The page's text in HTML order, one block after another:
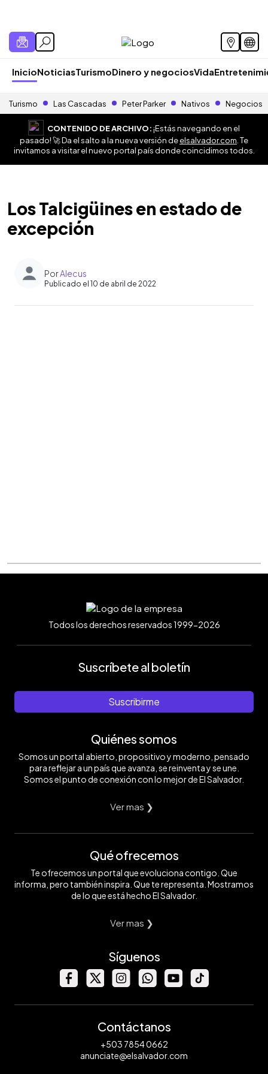
InicioNoticiasTurismoDinero y negociosVida
Turismo Las Cascadas Peter Parker Nativos Negocios
CONTENIDO DE ARCHIVO:¡Estás navegando en el
pasado! 🚀 Da el salto a la nueva versión deelsalvador.com . Te
invitamos a visitar el nuevo portal país donde coincidimos todos.
Los Talcigüines en estado de
excepción
PorAlecus
Publicado el 10 de abril de 2022
Todos los derechos reservados 1999-2026
Suscríbete al boletín
Suscribirme
Quiénes somos
Somos un portal abierto, propositivo y moderno, pensado
para reflejar a un país que avanza, se reinventa y se une.
Somos el punto de conexión con lo mejor de El Salvador.
Ver mas ❯
Qué ofrecemos
Te ofrecemos un portal que evoluciona contigo. Que
informa, pero también inspira. Que te representa. Mostramos
de lo que está hecho El Salvador.
Ver mas ❯
Síguenos
Contáctanos
+503 7854 0662
anunciate@elsalvador.com